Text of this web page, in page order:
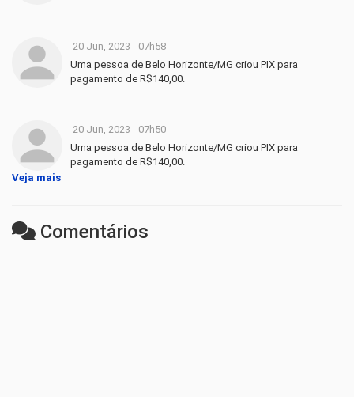
20 Jun, 2023 - 07h58
Uma pessoa de Belo Horizonte/MG criou PIX para
pagamento de R$140,00.
20 Jun, 2023 - 07h50
Uma pessoa de Belo Horizonte/MG criou PIX para
pagamento de R$140,00.
Veja mais
Comentários